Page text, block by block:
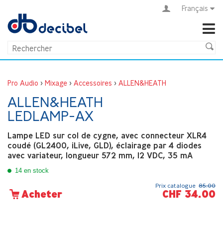
Français
Pro Audio > Mixage > Accessoires > ALLEN&HEATH
ALLEN&HEATH
LEDLAMP-AX
Lampe LED sur col de cygne, avec connecteur XLR4
coudé (GL2400, iLive, GLD), éclairage par 4 diodes
avec variateur, longueur 572 mm, 12 VDC, 35 mA
14 en stock
Acheter
Prix catalogue 85.00
CHF 34.00